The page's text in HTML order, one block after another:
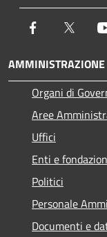
Facebook
AMMINISTRAZIONE
Organi di
Aree
Uffici
Enti e
Politici
Personale
Documenti e